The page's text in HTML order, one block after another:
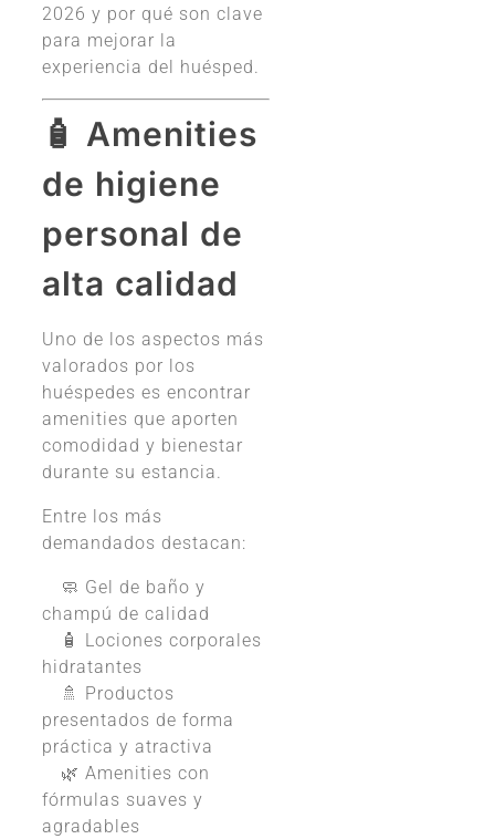
2026 y por qué son clave
para mejorar la
experiencia del huésped.
🧴 Amenities
de higiene
personal de
alta calidad
Uno de los aspectos más
valorados por los
huéspedes es encontrar
amenities que aporten
comodidad y bienestar
durante su estancia.
Entre los más
demandados destacan:
🧼 Gel de baño y
champú de calidad
🧴 Lociones corporales
hidratantes
🚿 Productos
presentados de forma
práctica y atractiva
🌿 Amenities con
fórmulas suaves y
agradables